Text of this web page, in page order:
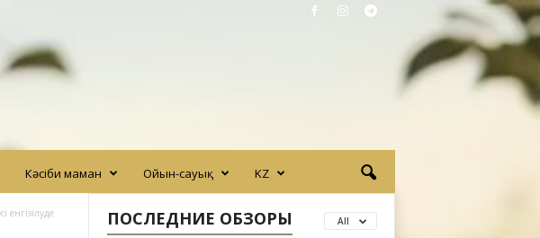
Кәсіби маман Ойын-сауық KZ
енгізілуде ПОСЛЕДНИЕ ОБЗОРЫ All